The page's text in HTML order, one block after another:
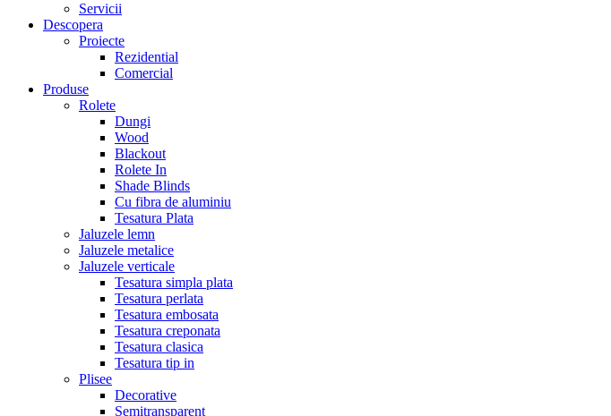
Servicii
Descopera
Proiecte
Rezidential
Comercial
Produse
Rolete
Dungi
Wood
Blackout
Rolete In
Shade Blinds
Cu fibra de aluminiu
Tesatura Plata
Jaluzele lemn
Jaluzele metalice
Jaluzele verticale
Tesatura simpla plata
Tesatura perlata
Tesatura embosata
Tesatura creponata
Tesatura clasica
Tesatura tip in
Plisee
Decorative
Semitransparent